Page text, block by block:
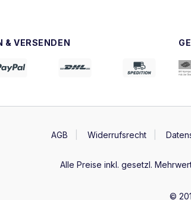
& VERSENDEN
AGB Widerrufsrecht
Alle Preise inkl. gesetzl.
©